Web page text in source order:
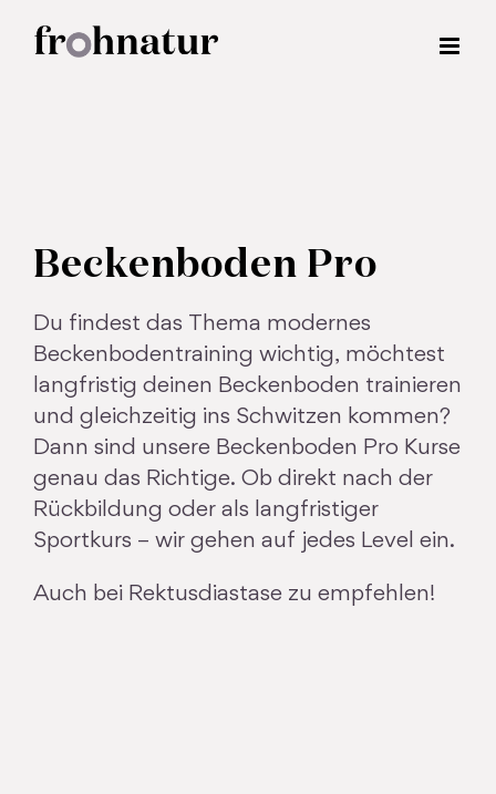
Inhalt
Beckenboden Pro
Du findest das Thema modernes
Beckenbodentraining wichtig, möchtest
langfristig deinen Beckenboden trainieren
und gleichzeitig ins Schwitzen kommen?
Dann sind unsere Beckenboden Pro Kurse
genau das Richtige. Ob direkt nach der
Rückbildung oder als langfristiger
Sportkurs – wir gehen auf jedes Level ein.
Auch bei Rektusdiastase zu empfehlen!